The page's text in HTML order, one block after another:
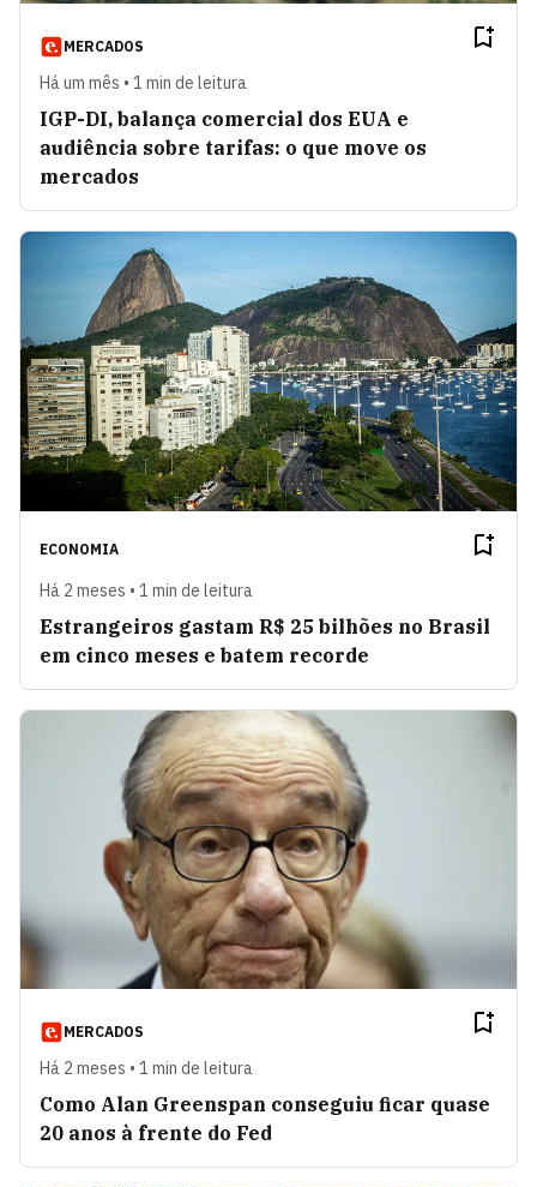
MERCADOS
Há um mês • 1 min de leitura
IGP-DI, balança comercial dos EUA e
audiência sobre tarifas: o que move os
mercados
ECONOMIA
Há 2 meses • 1 min de leitura
Estrangeiros gastam R$ 25 bilhões no Brasil
em cinco meses e batem recorde
MERCADOS
Há 2 meses • 1 min de leitura
Como Alan Greenspan conseguiu ficar quase
20 anos à frente do Fed